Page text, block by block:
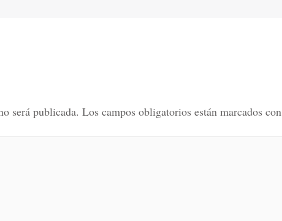
será publicada. Los campos obligatorios están marcados con